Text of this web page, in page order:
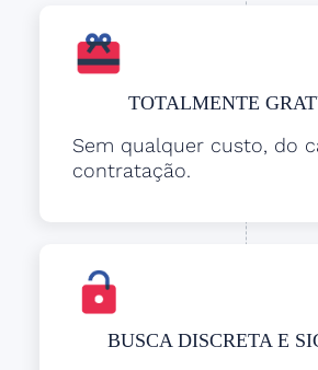
TOTALMENTE
Sem qualquer custo, do
contratação.
BUSCA DISCRETA E